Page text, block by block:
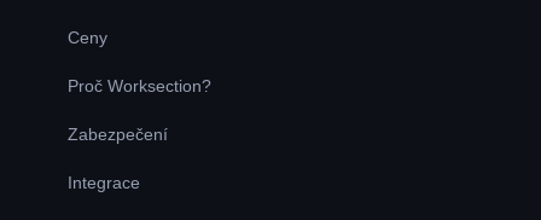
Ceny
Proč Worksection?
Zabezpečení
Integrace